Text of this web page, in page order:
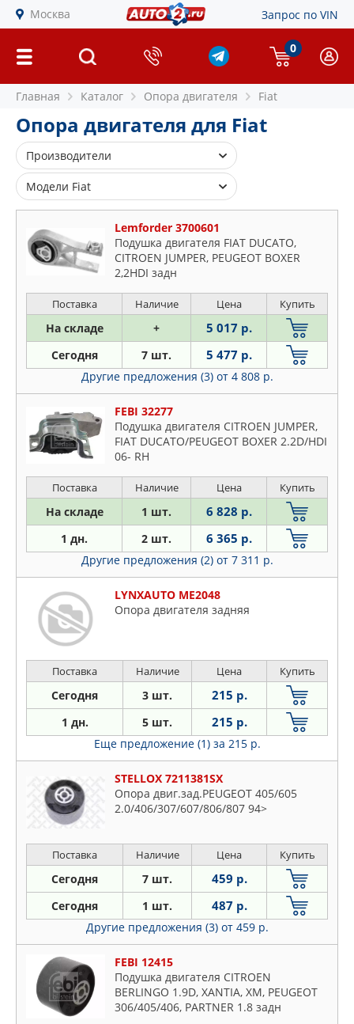
Москва Запрос по VIN
0
Главная Каталог Опора двигателя Fiat
Опора двигателя для Fiat
Производители
BIRTH
BSG
CORTECO
FEBEST
FEBI
GSP
JP GROUP
LEMFORDER
LYNXAUTO
METALCAUCHO
MEYLE
PATRON
STELLOX
SWAG
TEDGUM
Модели Fiat
127
500
500l
Brava
Bravo
Cinquecento
Coupe
Doblo
Ducato
Duna
Fiorino
Grande
Linea
Marea
Multipla
Palio
Panda
Punto
Qubo
Regata
Siena
Stilo
Talento
Tempra
Ulysse
Uno
Lemforder 3700601
Подушка двигателя FIAT DUCATO,
CITROEN JUMPER, PEUGEOT BOXER
2,2HDI задн
Поставка Наличие Цена Купить
На складе + 5 017 р.
Сегодня 7 шт. 5 477 р.
Другие предложения (3) от 4 808 р.
FEBI 32277
Подушка двигателя CITROEN JUMPER,
FIAT DUCATO/PEUGEOT BOXER 2.2D/HDI
06- RH
Поставка Наличие Цена Купить
На складе 1 шт. 6 828 р.
1 дн. 2 шт. 6 365 р.
Другие предложения (2) от 7 311 р.
LYNXAUTO ME2048
Опора двигателя задняя
Поставка Наличие Цена Купить
Сегодня 3 шт. 215 р.
1 дн. 5 шт. 215 р.
Еще предложение (1) за 215 р.
STELLOX 7211381SX
Опора двиг.зад.PEUGEOT 405/605
2.0/406/307/607/806/807 94>
Поставка Наличие Цена Купить
Сегодня 7 шт. 459 р.
Сегодня 1 шт. 487 р.
Другие предложения (3) от 459 р.
FEBI 12415
Подушка двигателя CITROEN
BERLINGO 1.9D, XANTIA, XM, PEUGEOT
306/405/406, PARTNER 1.8 задн